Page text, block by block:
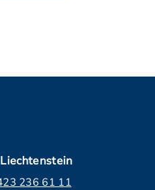
236 61 11